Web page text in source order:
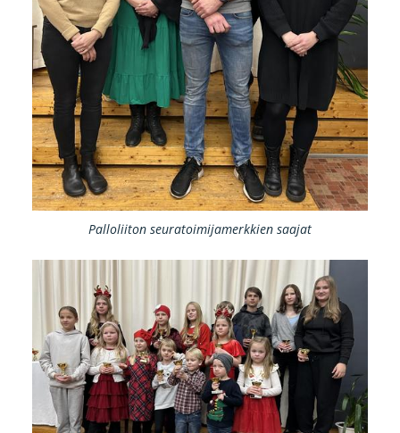
Palloliiton seuratoimijamerkkien saajat